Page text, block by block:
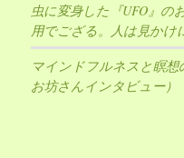
虫に変身した『UFO』の
用でござる。人は見かけ
マインドフルネスと瞑想
お坊さんインタビュー）